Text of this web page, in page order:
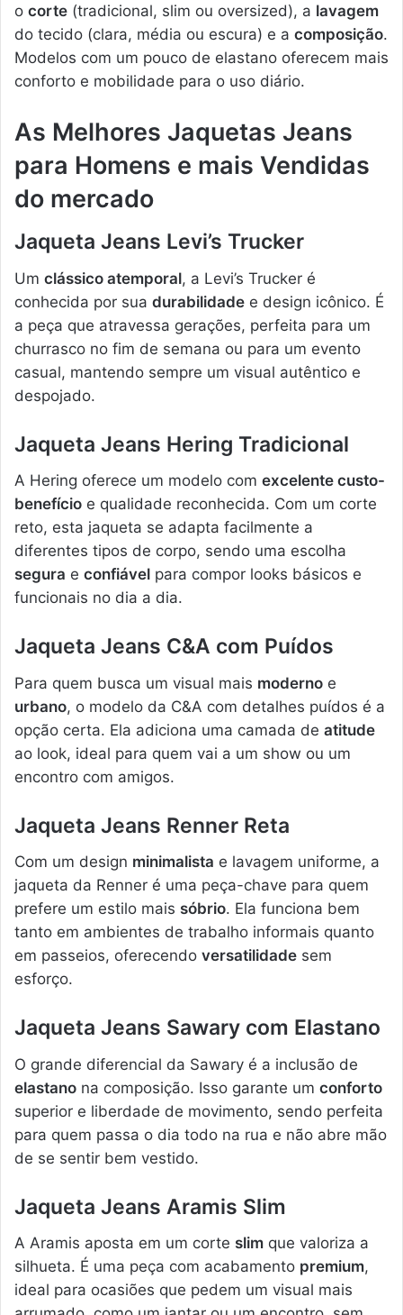
o corte (tradicional, slim ou oversized), a lavagem
do tecido (clara, média ou escura) e a composição.
Modelos com um pouco de elastano oferecem mais
conforto e mobilidade para o uso diário.
As Melhores Jaquetas Jeans
para Homens e mais Vendidas
do mercado
Jaqueta Jeans Levi’s Trucker
Um clássico atemporal, a Levi’s Trucker é
conhecida por sua durabilidade e design icônico. É
a peça que atravessa gerações, perfeita para um
churrasco no fim de semana ou para um evento
casual, mantendo sempre um visual autêntico e
despojado.
Jaqueta Jeans Hering Tradicional
A Hering oferece um modelo com excelente custo-
benefício e qualidade reconhecida. Com um corte
reto, esta jaqueta se adapta facilmente a
diferentes tipos de corpo, sendo uma escolha
segura e confiável para compor looks básicos e
funcionais no dia a dia.
Jaqueta Jeans C&A com Puídos
Para quem busca um visual mais moderno e
urbano, o modelo da C&A com detalhes puídos é a
opção certa. Ela adiciona uma camada de atitude
ao look, ideal para quem vai a um show ou um
encontro com amigos.
Jaqueta Jeans Renner Reta
Com um design minimalista e lavagem uniforme, a
jaqueta da Renner é uma peça-chave para quem
prefere um estilo mais sóbrio. Ela funciona bem
tanto em ambientes de trabalho informais quanto
em passeios, oferecendo versatilidade sem
esforço.
Jaqueta Jeans Sawary com Elastano
O grande diferencial da Sawary é a inclusão de
elastano na composição. Isso garante um conforto
superior e liberdade de movimento, sendo perfeita
para quem passa o dia todo na rua e não abre mão
de se sentir bem vestido.
Jaqueta Jeans Aramis Slim
A Aramis aposta em um corte slim que valoriza a
silhueta. É uma peça com acabamento premium,
ideal para ocasiões que pedem um visual mais